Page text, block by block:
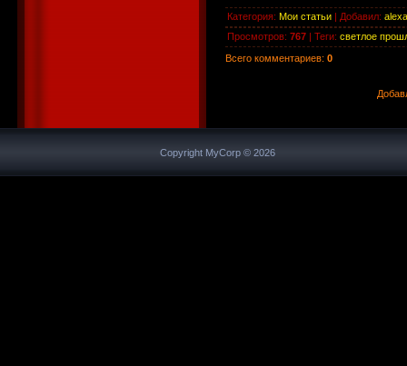
Категория: Мои статьи | Добавил:
Просмотров: 767 | Теги: светлое
Всего комментариев: 0
Copyright MyCorp © 2026